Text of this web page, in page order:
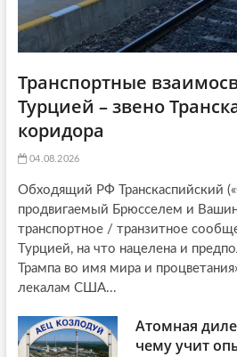
Транспортные
Турцией – звено
коридора
04.08.2026
Обходящий РФ Транскаспийский
продвигаемый Брюсселем и
транспортное / транзитное
Турцией, на что нацелена и
Трампа во имя мира и
лекалам США...
Атомная
чему учит